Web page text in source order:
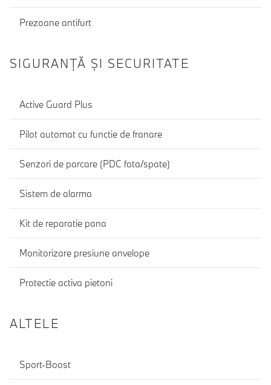
Prezoane antifurt
SIGURANŢĂ ŞI SECURITATE
Active Guard Plus
Pilot automat cu functie de franare
Senzori de parcare (PDC fata/spate)
Sistem de alarma
Kit de reparatie pana
Monitorizare presiune anvelope
Protectie activa pietoni
ALTELE
Sport-Boost